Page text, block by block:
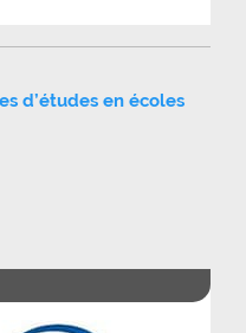
d’études en écoles